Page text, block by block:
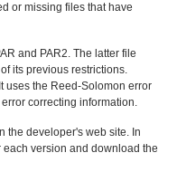
or missing files that have
and PAR2. The latter file
its previous restrictions.
uses the Reed-Solomon error
correcting information.
the developer's web site. In
version and download the